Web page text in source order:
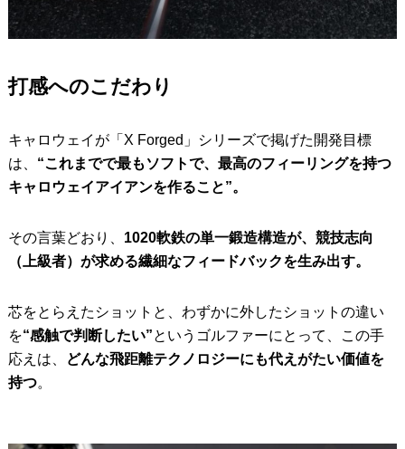
打感へのこだわり
キャロウェイが「X Forged」シリーズで掲げた開発目標
は、 “これまでで最もソフトで、最高のフィーリングを持つ
キャロウェイアイアンを作ること”。
その言葉どおり、 1020軟鉄の単一鍛造構造が、競技志向
（上級者）が求める繊細なフィードバックを生み出す。
芯をとらえたショットと、わずかに外したショットの違い
を“感触で判断したい”というゴルファーにとって、この手
応えは、
どんな飛距離テクノロジーにも代えがたい価値を
持つ。